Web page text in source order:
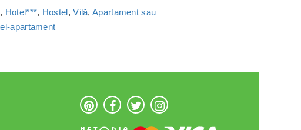
, Hotel***, Hostel,Vilă,Apartament sau
apartament